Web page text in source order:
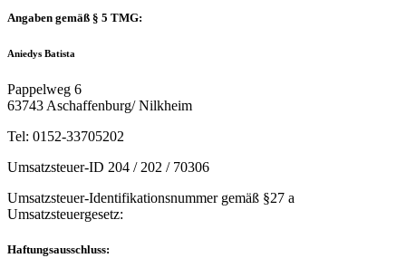
Angaben gemäß § 5 TMG:
Aniedys Batista
Pappelweg 6
63743 Aschaffenburg/ Nilkheim
Tel: 0152-33705202
Umsatzsteuer-ID 204 / 202 / 70306
Umsatzsteuer-Identifikationsnummer gemäß §27 a
Umsatzsteuergesetz:
Haftungsausschluss: